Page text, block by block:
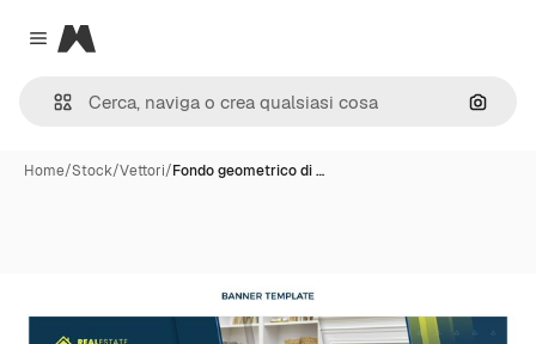
Close menu
Magnific
Cerca
Home/Stock/Vettori/Fondo geometrico di …